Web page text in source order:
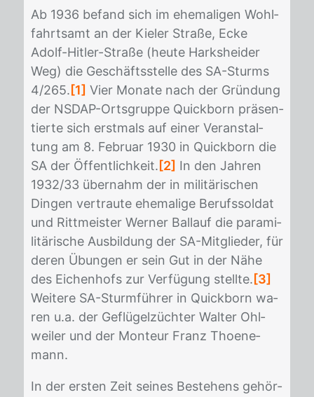
Ab 1936 be­fand sich im ehe­ma­li­gen Wohl­
fahrts­amt an der Kie­ler Stra­ße, Ecke
Adolf-Hit­ler-Stra­ße (heu­te Hark­shei­der
Weg) die Ge­schäfts­stel­le des SA-Sturms
4/​265. [1] Vier Mo­na­te nach der Grün­dung
der NS­DAP-Orts­grup­pe Quick­born prä­sen­
tier­te sich erst­mals auf ei­ner Ver­an­stal­
tung am 8. Fe­bru­ar 1930 in Quick­born die
SA der Öffent­lich­keit. [2] In den Jah­ren
1932/​33 über­nahm der in mi­li­tä­ri­schen
Din­gen ver­trau­te ehe­ma­li­ge Be­rufs­sol­dat
und Ritt­meis­ter Wer­ner Ballauf die pa­ra­mi­
li­tä­ri­sche Aus­bil­dung der SA-Mit­glie­der, für
de­ren Übun­gen er sein Gut in der Nähe
des Ei­chen­hofs zur Ver­fü­gung stell­te. [3]
Wei­te­re SA-Sturm­füh­rer in Quick­born wa­
ren u.a. der Ge­flü­gel­züch­ter Wal­ter Ohl­
wei­ler und der Mon­teur Franz Thoene­
mann.
In der ers­ten Zeit sei­nes Be­ste­hens ge­hör­